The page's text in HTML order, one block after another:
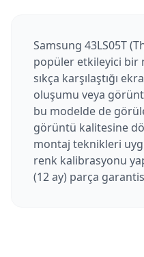
Samsung 43LS05T
popüler etkileyici bir
sıkça karşılaştığı
oluşumu veya
bu modelde de
görüntü kalitesine
montaj teknikleri
renk kalibrasyonu
(12 ay) parça